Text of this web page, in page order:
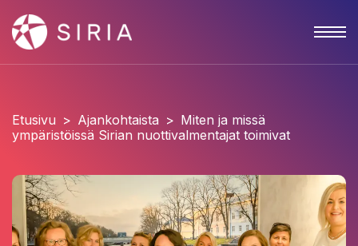
Etusivu > Ajankohtaista > Miten ja missä
ympäristöissä Sirian nuottivalmentajat toimivat